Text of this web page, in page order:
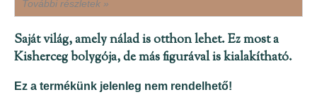
További részletek »
Saját világ, amely nálad is otthon lehet. Ez most a
Kisherceg bolygója, de más figurával is kialakítható.
Ez a termékünk jelenleg nem rendelhető!